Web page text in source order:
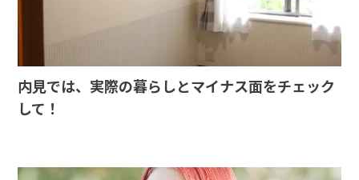
内見では、実際の暮らしとマイナス面をチェック
して！